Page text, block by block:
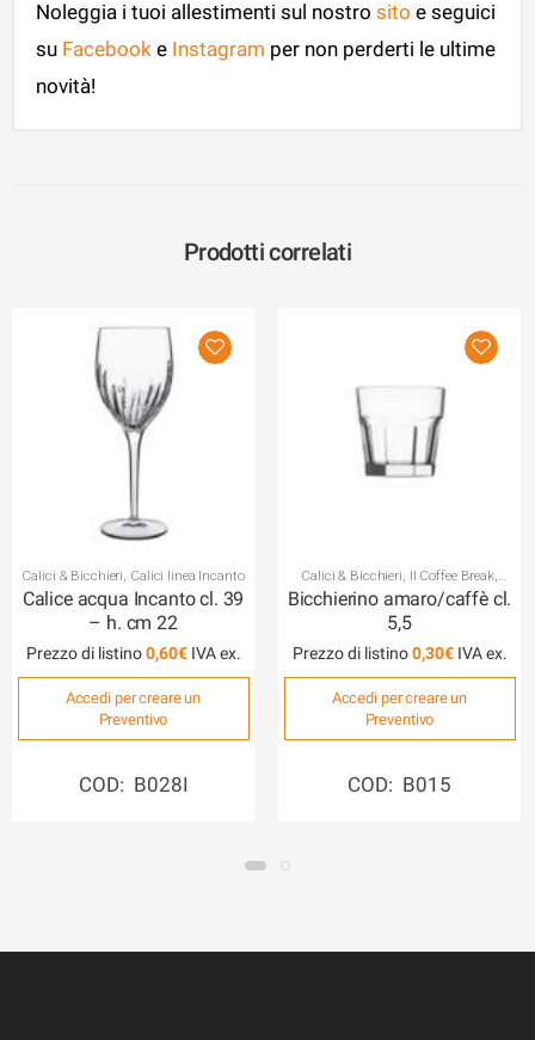
Noleggia i tuoi allestimenti sul nostro sito e seguici
su Facebook e Instagram per non perderti le ultime
novità!
Prodotti correlati
Calici & Bicchieri, Calici linea Incanto
Calice acqua Incanto cl. 39
– h. cm 22
Prezzo di listino0,60€
Accedi per creare un
Preventivo
COD: B028I
Calici & Bicchieri, Il Coffee Break,
Calici e bicchieri vari,Calici e bicchieri
linea Open Bar
Bicchierino amaro/caffè cl.
5,5
Prezzo di listino0,30€
Accedi per creare un
Preventivo
COD: B015